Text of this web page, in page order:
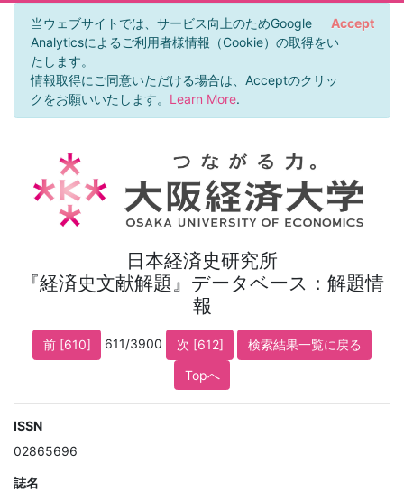
当ウェブサイトでは、サービス向上のためGoogle
Analyticsによるご利用者様情報（Cookie）の取得をい
たします。
情報取得にご同意いただける場合は、Acceptのクリッ
クをお願いいたします。 Learn More.
Accept
日本経済史研究所
『経済史文献解題』データベース：解題情
報
前 [610] 611/3900 次 [612]
検索結果一覧に戻る
Topへ
ISSN
02865696
誌名